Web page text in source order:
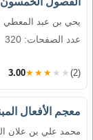
يحي بن عبد المعطي
عدد الصفحات: 320
3.00★★★★★ (2)
معجم الأفعال
محمد علي بن علان